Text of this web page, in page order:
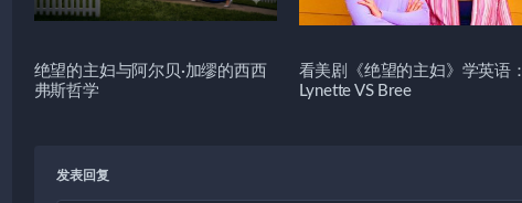
绝望的主妇与阿尔贝·加缪的西西
弗斯哲学
看美剧《绝望的主妇》学英语：
Lynette VS Bree
发表回复